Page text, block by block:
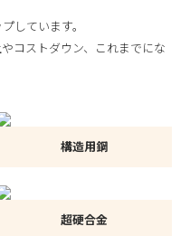
しています。
コストダウン、これまでにな
構造用鋼
超硬合金